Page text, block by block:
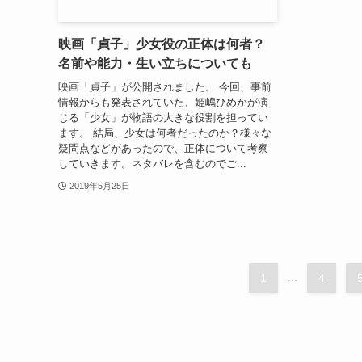
映画「貞子」少女役の正体は何者？
名前や能力・生い立ちについても
映画「貞子」が公開されました。 今回、事前
情報からも発表されていた、姫嶋ひめかが演
じる「少女」が物語の大きな役割を担ってい
ます。 結局、少女は何者だったのか？様々な
疑問点などがあったので、正体について考察
していきます。ネタバレを含むのでご...
2019年5月25日
1 4 5